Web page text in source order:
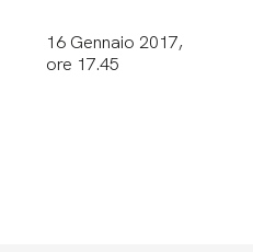
16 Gennaio 2017,
ore 17.45